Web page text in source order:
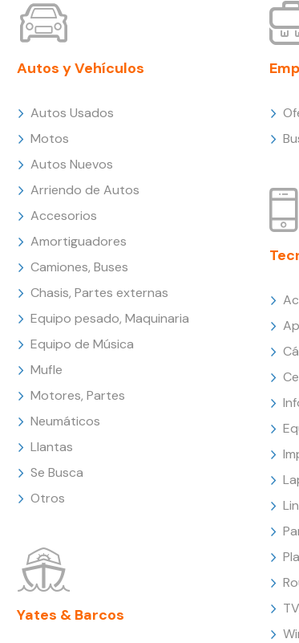
Autos y Vehículos
Autos Usados
Motos
Autos Nuevos
Arriendo de Autos
Accesorios
Amortiguadores
Camiones, Buses
Chasis, Partes externas
Equipo pesado, Maquinaria
Equipo de Música
Mufle
Motores, Partes
Neumáticos
Llantas
Se Busca
Otros
Yates & Barcos